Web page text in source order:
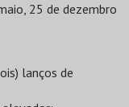
25 de dezembro
lanços de